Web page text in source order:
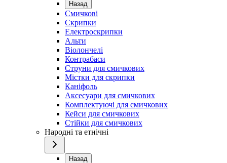
Назад
Смичкові
Скрипки
Електроскрипки
Альти
Віолончелі
Контрабаси
Струни для смичкових
Містки для скрипки
Каніфоль
Аксесуари для смичкових
Комплектуючі для смичкових
Кейси для смичкових
Стійки для смичкових
Народні та етнічні
Назад